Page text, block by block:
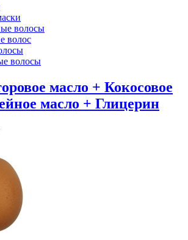
волосы
волос
волосы
масло + Кокосовое
масло + Глицерин